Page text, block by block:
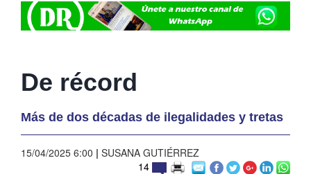
De récord
Más de dos décadas de ilegalidades y tretas
15/04/2025 6:00 | SUSANA GUTIÉRREZ
14